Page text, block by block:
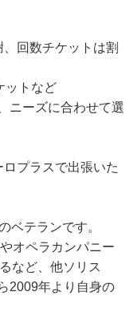
回数チケットは割
ットなど
ニーズに合わせて選
プラスで出張いた
ベテランです。
オペラカンパニー
など、他ソリス
2009年より自身の